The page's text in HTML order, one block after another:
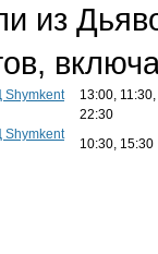
из
Shymkent
13:00,
22:30
Shymkent
10:30, 15:30